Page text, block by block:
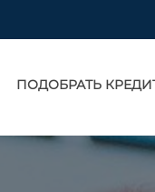
ПОДОБРАТЬ